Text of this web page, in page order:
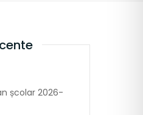
școlar 2026-